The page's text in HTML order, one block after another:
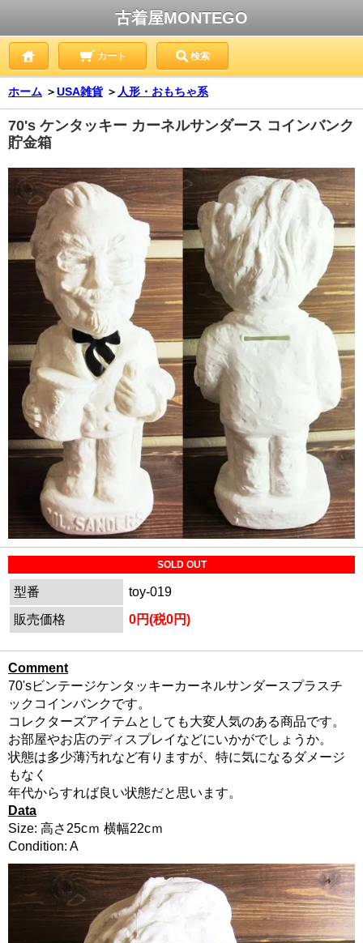
古着屋MONTEGO
カート 検索
ホーム ＞USA雑貨 ＞ 人形・おもちゃ系
70's ケンタッキー カーネルサンダース コインバンク
貯金箱
SOLD OUT
型番
toy-019
販売価格
0円(税0円)
Comment
70'sビンテージケンタッキーカーネルサンダースプラスチ
ックコインバンクです。
コレクターズアイテムとしても大変人気のある商品です。
お部屋やお店のディスプレイなどにいかがでしょうか。
状態は多少薄汚れなど有りますが、特に気になるダメージ
もなく
年代からすれば良い状態だと思います。
Data
Size: 高さ25cｍ 横幅22cｍ
Condition: A